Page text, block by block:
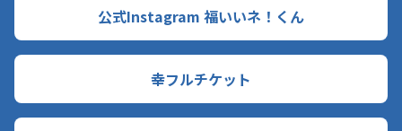
公式Instagram 福いいネ！くん
幸フルチケット